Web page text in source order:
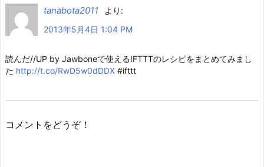
tanabota2011
より:
2013年5月4日 1:04 PM
読んだ//UP by Jawboneで使えるIFTTTのレシピをまとめてみまし
た http://t.co/RwD5w0dDDX #ifttt
コメントをどうぞ！